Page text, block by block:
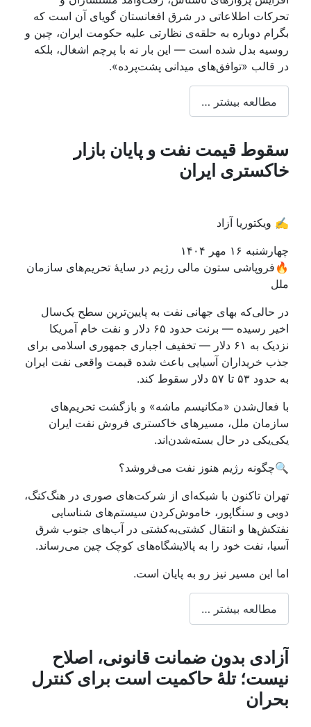
اطلاعاتی در شرق افغانستان گویای آن است که
دوباره به حلقه‌ی نظارتی علیه حکومت ایران، چین و
بدل شده است — این بار نه با پرچم اشغال، بلکه
قالب «توافق‌های میدانی پشت‌پرده».
مطالعه بیشتر …
قیمت نفت و پایان بازار
ایران
ویکتوریا آزاد
۱۶ مهر ۱۴۰۴
ستون مالی رژیم در سایهٔ تحریم‌های سازمان
حالی‌که بهای جهانی نفت به پایین‌ترین سطح یک‌سال
اخیر رسیده — برنت حدود ۶۵ دلار و نفت خام آمریکا
نزدیک به ۶۱ دلار — تخفیف اجباری جمهوری اسلامی برای
خریداران آسیایی باعث شده قیمت واقعی نفت ایران
۵۳ تا ۵۷ دلار سقوط کند.
فعال‌شدن «مکانیسم ماشه» و بازگشت تحریم‌های
ملل، مسیرهای خاکستری فروش نفت ایران
در حال بسته‌شدن‌اند.
رژیم هنوز نفت می‌فروشد؟
تاکنون با شبکه‌ای از شرکت‌های صوری در هنگ‌کنگ،
و سنگاپور، خاموش‌کردن سیستم‌های شناسایی
و انتقال کشتی‌به‌کشتی در آب‌های جنوب شرق
نفت خود را به پالایشگاه‌های کوچک چین می‌رساند.
این مسیر نیز رو به پایان است.
مطالعه بیشتر …
بدون ضمانت قانونی، اصلاح
تلهٔ حاکمیت است برای کنترل